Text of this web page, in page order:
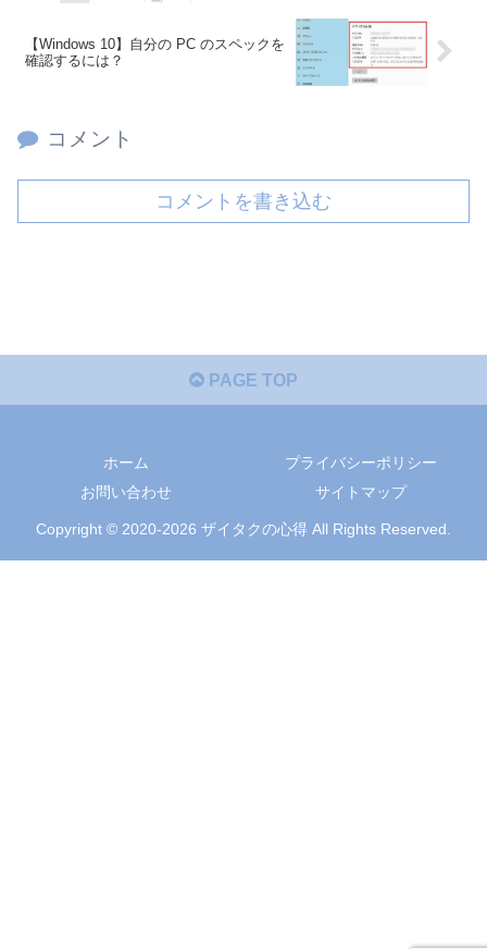
【Windows 10】自分の PC のスペックを
確認するには？
コメント
コメントを書き込む
PAGE TOP
ホーム
プライバシーポリシー
お問い合わせ
サイトマップ
Copyright © 2020-2026 ザイタクの心得 All Rights Reserved.